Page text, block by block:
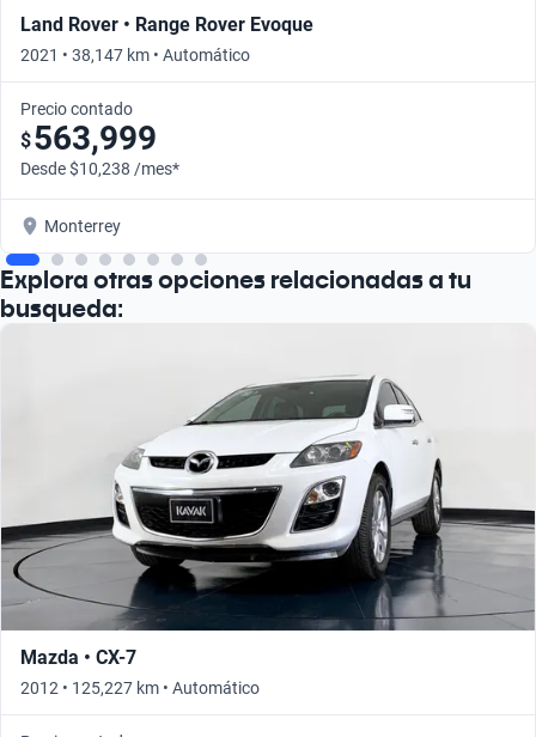
Land Rover • Range Rover Evoque
2021 • 38,147 km • Automático
Precio contado
$563,999
Desde $10,238 /mes*
Monterrey
Explora otras opciones relacionadas a tu
busqueda:
Mazda • CX-7
2012 • 125,227 km • Automático